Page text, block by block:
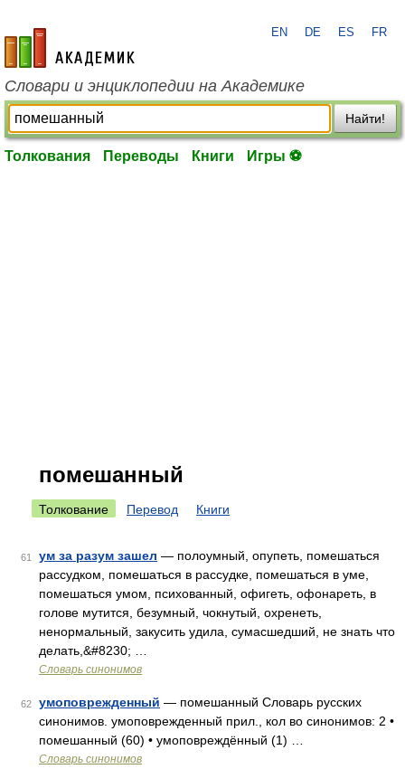
academic.ru
EN DE ES FR
Словари и энциклопедии на Академике
Найти!
Толкования Переводы Книги Игры ⚽
помешанный
Толкование Перевод Книги
61 ум за разум зашел — полоумный, опупеть, помешаться
рассудком, помешаться в рассудке, помешаться в уме,
помешаться умом, психованный, офигеть, офонареть, в
голове мутится, безумный, чокнутый, охренеть,
ненормальный, закусить удила, сумасшедший, не знать что
делать,&#8230; …
Словарь синонимов
62 умоповрежденный — помешанный Словарь русских
синонимов. умоповрежденный прил., кол во синонимов: 2 •
помешанный (60) • умоповреждённый (1) …
Словарь синонимов